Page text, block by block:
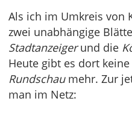
Als ich im Umkreis von
zwei unabhängige
Stadtanzeigerund die
Heute gibt es dort
Rundschaumehr. Zur
man im Netz: